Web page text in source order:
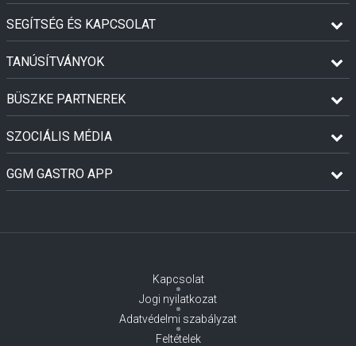
SEGÍTSÉG ÉS KAPCSOLAT
TANÚSÍTVÁNYOK
BÜSZKE PARTNEREK
SZOCIÁLIS MÉDIA
GGM GASTRO APP
Kapcsolat
Jogi nyilatkozat
Adatvédelmi szabályzat
Feltételek